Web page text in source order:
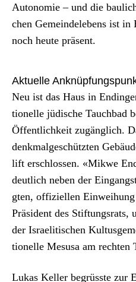
Autonomie – und die
chen Gemein­delebens ist in
noch heute präsent.
Aktuelle
Neu ist das Haus in
tionelle jüdis­che Tauch­bad
Öffentlichkeit zugänglich.
denkmalgeschützten
lift erschlossen. «Mik­we
deut­lich neben der
gten, offiziellen
Präsi­dent des Stiftungsrats,
der Israelitis­chen
tionelle Mesusa am recht­en
Lukas Keller begrüsste zur